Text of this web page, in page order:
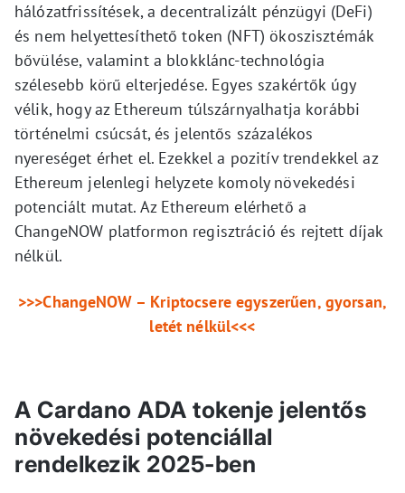
hálózatfrissítések, a decentralizált pénzügyi (DeFi)
és nem helyettesíthető token (NFT) ökoszisztémák
bővülése, valamint a blokklánc-technológia
szélesebb körű elterjedése. Egyes szakértők úgy
vélik, hogy az Ethereum túlszárnyalhatja korábbi
történelmi csúcsát, és jelentős százalékos
nyereséget érhet el. Ezekkel a pozitív trendekkel az
Ethereum jelenlegi helyzete komoly növekedési
potenciált mutat. Az Ethereum elérhető a
ChangeNOW platformon regisztráció és rejtett díjak
nélkül.
>>>ChangeNOW – Kriptocsere egyszerűen, gyorsan,
letét nélkül<<<
A Cardano ADA tokenje jelentős
növekedési potenciállal
rendelkezik 2025-ben